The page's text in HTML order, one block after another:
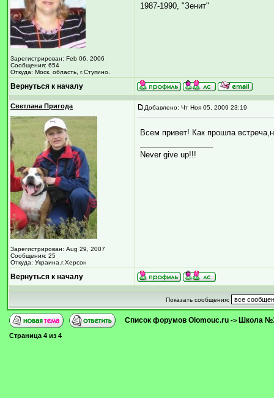
Зарегистрирован: Feb 06, 2006
Сообщения: 654
Откуда: Моск. область, г.Ступино.
1987-1990, "Зенит"
Вернуться к началу
Светлана Пригода
Зарегистрирован: Aug 29, 2007
Сообщения: 25
Откуда: Украина.г.Херсон
Добавлено: Чт Ноя 05, 2009 23:19
Всем привет! Как прошла
Never give up!!!
Вернуться к началу
Показать сообщения:
Список форумов Olomouc.ru -> Школа
Страница 4 из 4